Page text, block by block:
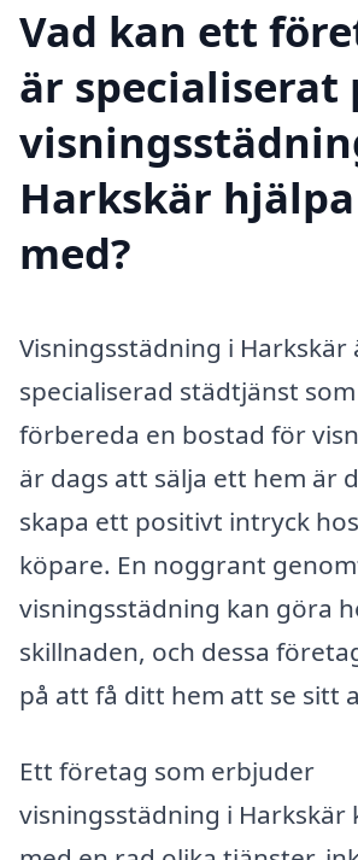
Vad kan ett
är specialiserat
Harkskär
med?
Visningsstädning i Harkskär
specialiserad städtjänst
förbereda en bostad för
är dags att sälja ett hem är
skapa ett positivt intryck
köpare. En noggrant
visningsstädning kan göra
skillnaden, och dessa
på att få ditt hem att se sitt
Ett företag som erbjuder
visningsstädning i Harkskär